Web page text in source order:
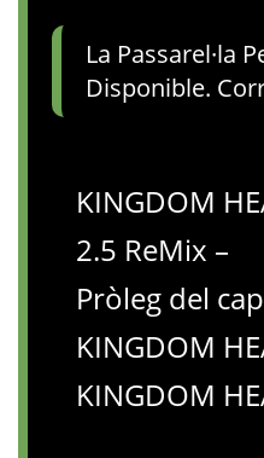
La Passarel·la
Disponible.
KINGDOM
2.5 ReMix –
Pròleg del
KINGDOM
KINGDOM